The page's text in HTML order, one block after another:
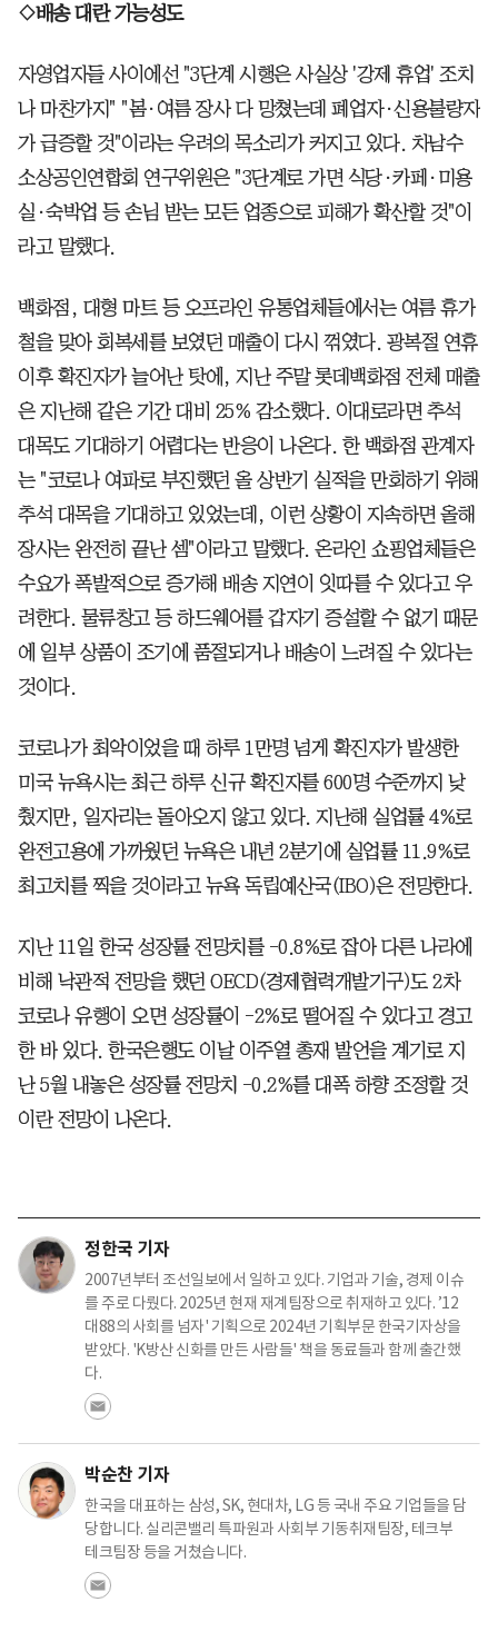
◇배송 대란 가능성도
자영업자들 사이에선 "3단계 시행은 사실상 '강제 휴업' 조치
나 마찬가지" "봄·여름 장사 다 망쳤는데 폐업자·신용불량자
가 급증할 것"이라는 우려의 목소리가 커지고 있다. 차남수
소상공인연합회 연구위원은 "3단계로 가면 식당·카페·미용
실·숙박업 등 손님 받는 모든 업종으로 피해가 확산할 것"이
라고 말했다.
백화점, 대형 마트 등 오프라인 유통업체들에서는 여름 휴가
철을 맞아 회복세를 보였던 매출이 다시 꺾였다. 광복절 연휴
이후 확진자가 늘어난 탓에, 지난 주말 롯데백화점 전체 매출
은 지난해 같은 기간 대비 25% 감소했다. 이대로라면 추석
대목도 기대하기 어렵다는 반응이 나온다. 한 백화점 관계자
는 "코로나 여파로 부진했던 올 상반기 실적을 만회하기 위해
추석 대목을 기대하고 있었는데, 이런 상황이 지속하면 올해
장사는 완전히 끝난 셈"이라고 말했다. 온라인 쇼핑업체들은
수요가 폭발적으로 증가해 배송 지연이 잇따를 수 있다고 우
려한다. 물류창고 등 하드웨어를 갑자기 증설할 수 없기 때문
에 일부 상품이 조기에 품절되거나 배송이 느려질 수 있다는
것이다.
코로나가 최악이었을 때 하루 1만명 넘게 확진자가 발생한
미국 뉴욕시는 최근 하루 신규 확진자를 600명 수준까지 낮
췄지만, 일자리는 돌아오지 않고 있다. 지난해 실업률 4%로
완전고용에 가까웠던 뉴욕은 내년 2분기에 실업률 11.9%로
최고치를 찍을 것이라고 뉴욕 독립예산국(IBO)은 전망한다.
지난 11일 한국 성장률 전망치를 -0.8%로 잡아 다른 나라에
비해 낙관적 전망을 했던 OECD(경제협력개발기구)도 2차
코로나 유행이 오면 성장률이 -2%로 떨어질 수 있다고 경고
한 바 있다. 한국은행도 이날 이주열 총재 발언을 계기로 지
난 5월 내놓은 성장률 전망치 -0.2%를 대폭 하향 조정할 것
이란 전망이 나온다.
정한국 기자
2007년부터 조선일보에서 일하고 있다. 기업과 기술, 경제 이슈
를 주로 다뤘다. 2025년 현재 재계팀장으로 취재하고 있다. ’12
대88의 사회를 넘자' 기획으로 2024년 기획부문 한국기자상을
받았다. 'K방산 신화를 만든 사람들' 책을 동료들과 함께 출간했
다.
박순찬 기자
한국을 대표하는 삼성, SK, 현대차, LG 등 국내 주요 기업들을 담
당합니다. 실리콘밸리 특파원과 사회부 기동취재팀장, 테크부
테크팀장 등을 거쳤습니다.